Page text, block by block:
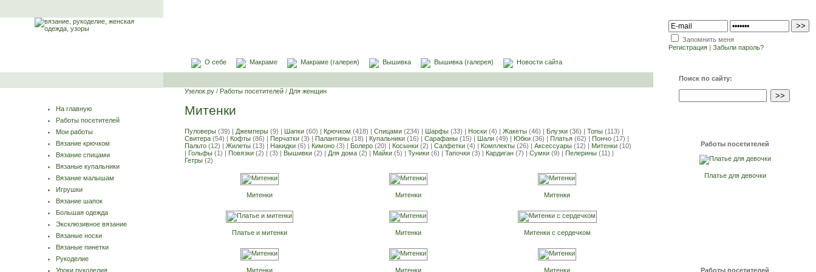
Запомнить меня
Регистрация | Забыли пароль?
О себе
Макраме Макраме (галерея) Вышивка Вышивка (галерея) Новости сайта
На главную
Работы посетителей
Мои работы
Вязание крючком
Вязание спицами
Вязаные купальники
Вязание малышам
Игрушки
Вязание шапок
Большая одежда
Эксклюзивное вязание
Вязаные носки
Вязаные пинетки
Рукоделие
Уроки рукоделия
Узелок.ру / Работы посетителей / Для женщин
Митенки
Пуловеры (39) | Джемперы (9) | Шапки (60) | Крючком (418) | Спицами (234) | Шарфы (33) | Носки (4) | Жакеты (46) | Блузки (36) | Топы (113) |
Свитера (54) | Кофты (86) | Перчатки (3) | Палантины (18) | Купальники (16) | Сарафаны (15) | Шали (49) | Юбки (36) | Платья (62) | Пончо (17) |
Пальто (12) | Жилеты (13) | Накидки (6) | Кимоно (3) | Болеро (20) | Косынки (2) | Салфетки (4) | Комплекты (26) | Аксессуары (12) | Митенки (10)
| Гольфы (1) | Повязки (2) | (3) | Вышивки (2) | Для дома (2) | Майки (5) | Туники (6) | Тапочки (3) | Кардиган (7) | Сумки (9) | Пелерины (11) |
Гетры (2)
Митенки Митенки Митенки
Платье и митенки Митенки Митенки с сердечком
Митенки Митенки Митенки
Поиск по сайту:
Работы посетителей
Платье для девочки
Работы посетителей